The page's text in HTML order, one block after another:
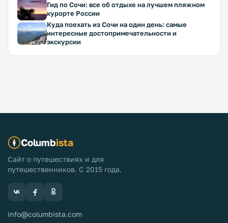
Гид по Сочи: все об отдыхе на лучшем пляжном
курорте России
Куда поехать из Сочи на один день: самые
интересные достопримечательности и
экскурсии
Columbista
Сайт о путешествиях и для
путешественников. С 2015 года.
info@columbista.com